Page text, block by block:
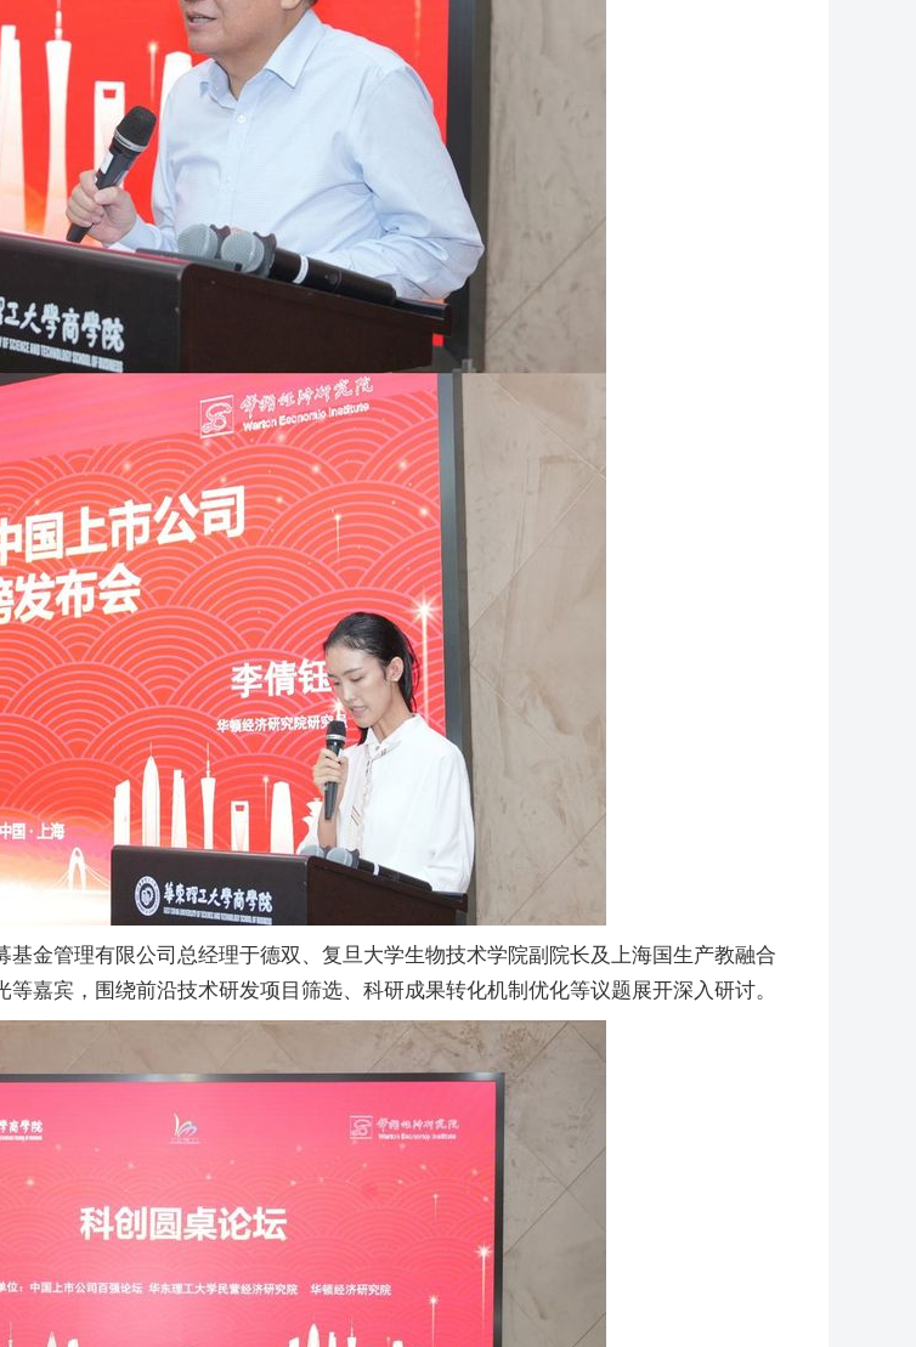
金管理有限公司总经理于德双、复旦大学生物技术学院副院长及上海国生产教融合
嘉宾，围绕前沿技术研发项目筛选、科研成果转化机制优化等议题展开深入研讨。